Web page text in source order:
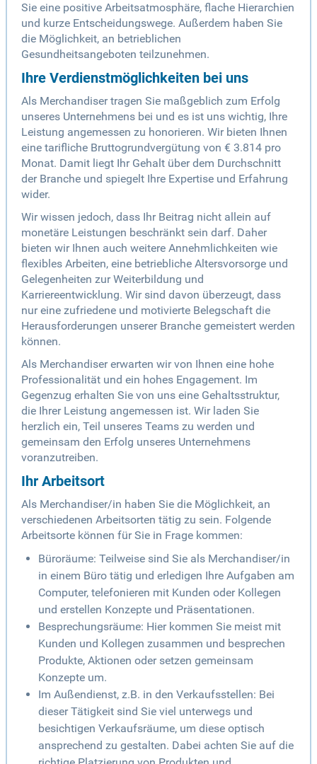
Sie eine positive Arbeitsatmosphäre, flache Hierarchien
und kurze Entscheidungswege. Außerdem haben Sie
die Möglichkeit, an betrieblichen
Gesundheitsangeboten teilzunehmen.
Ihre Verdienstmöglichkeiten bei uns
Als Merchandiser tragen Sie maßgeblich zum Erfolg
unseres Unternehmens bei und es ist uns wichtig, Ihre
Leistung angemessen zu honorieren. Wir bieten Ihnen
eine tarifliche Bruttogrundvergütung von € 3.814 pro
Monat. Damit liegt Ihr Gehalt über dem Durchschnitt
der Branche und spiegelt Ihre Expertise und Erfahrung
wider.
Wir wissen jedoch, dass Ihr Beitrag nicht allein auf
monetäre Leistungen beschränkt sein darf. Daher
bieten wir Ihnen auch weitere Annehmlichkeiten wie
flexibles Arbeiten, eine betriebliche Altersvorsorge und
Gelegenheiten zur Weiterbildung und
Karriereentwicklung. Wir sind davon überzeugt, dass
nur eine zufriedene und motivierte Belegschaft die
Herausforderungen unserer Branche gemeistert werden
können.
Als Merchandiser erwarten wir von Ihnen eine hohe
Professionalität und ein hohes Engagement. Im
Gegenzug erhalten Sie von uns eine Gehaltsstruktur,
die Ihrer Leistung angemessen ist. Wir laden Sie
herzlich ein, Teil unseres Teams zu werden und
gemeinsam den Erfolg unseres Unternehmens
voranzutreiben.
Ihr Arbeitsort
Als Merchandiser/in haben Sie die Möglichkeit, an
verschiedenen Arbeitsorten tätig zu sein. Folgende
Arbeitsorte können für Sie in Frage kommen:
Büroräume: Teilweise sind Sie als Merchandiser/in
in einem Büro tätig und erledigen Ihre Aufgaben am
Computer, telefonieren mit Kunden oder Kollegen
und erstellen Konzepte und Präsentationen.
Besprechungsräume: Hier kommen Sie meist mit
Kunden und Kollegen zusammen und besprechen
Produkte, Aktionen oder setzen gemeinsam
Konzepte um.
Im Außendienst, z.B. in den Verkaufsstellen: Bei
dieser Tätigkeit sind Sie viel unterwegs und
besichtigen Verkaufsräume, um diese optisch
ansprechend zu gestalten. Dabei achten Sie auf die